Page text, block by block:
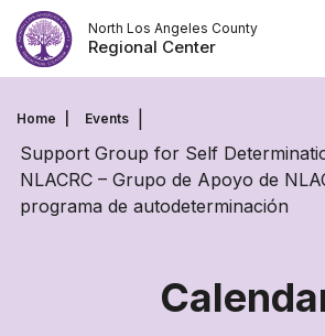
Skip
to
content
North Los Angeles County
Regional Center
Home Events
Support Group for Self
NLACRC – Grupo de Apoyo de
programa de autodeterminación